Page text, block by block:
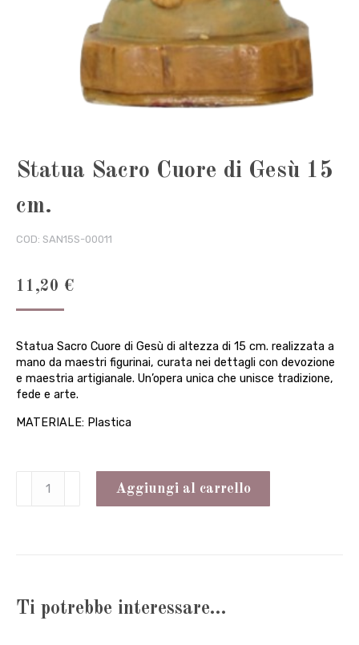
Statua Sacro Cuore di Gesù 15
cm.
COD: SAN15S-00011
11,20 €
Statua Sacro Cuore di Gesù di altezza di 15 cm. realizzata a
mano da maestri figurinai, curata nei dettagli con devozione
e maestria artigianale. Un’opera unica che unisce tradizione,
fede e arte.
MATERIALE: Plastica
Statua
Sacro
15
Aggiungi al carrello
Ti potrebbe interessare…